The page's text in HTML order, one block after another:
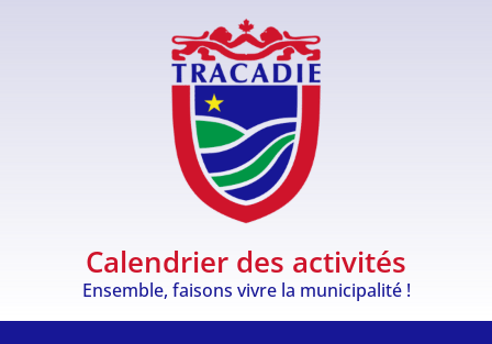
Calendrier des activités
Ensemble, faisons vivre la municipalité !